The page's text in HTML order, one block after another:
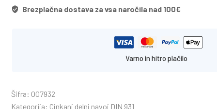
Brezplačna dostava za vsa naročila nad 100€
Varno in hitro plačilo
Šifra: 007932
Kategorija: Cinkani delni navoj DIN 931